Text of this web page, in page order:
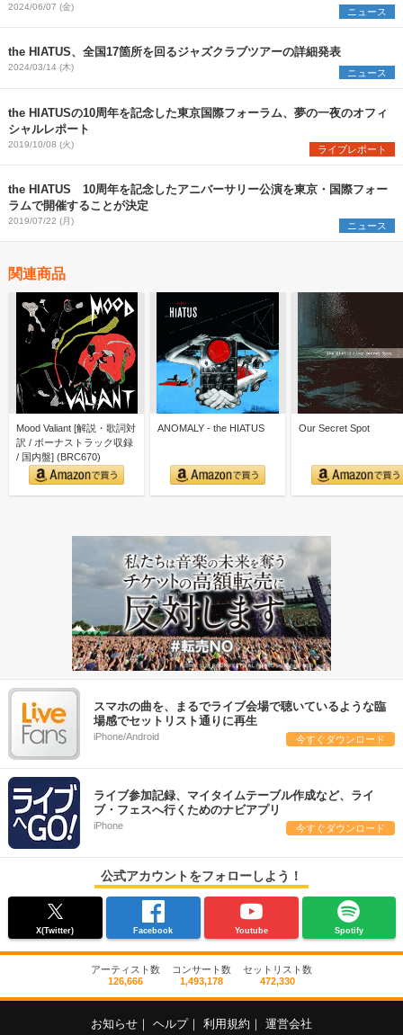
2024/06/07 (金) ニュース
the HIATUS、全国17箇所を回るジャズクラブツアーの詳細発表
2024/03/14 (木) ニュース
the HIATUSの10周年を記念した東京国際フォーラム、夢の一夜のオフィ
シャルレポート
2019/10/08 (火) ライブレポート
the HIATUS 10周年を記念したアニバーサリー公演を東京・国際フォー
ラムで開催することが決定
2019/07/22 (月) ニュース
関連商品
Mood Valiant [解説・歌詞対
訳 / ボーナストラック収録
/ 国内盤] (BRC670)
ANOMALY - the HIATUS Our Secret Spot
スマホの曲を、まるでライブ会場で聴いているような臨
場感でセットリスト通りに再生
iPhone/Android 今すぐダウンロード
ライブ参加記録、マイタイムテーブル作成など、ライ
ブ・フェスへ行くためのナビアプリ
iPhone 今すぐダウンロード
公式アカウントをフォローしよう！
X(Twitter) Facebook Youtube Spotify
アーティスト数
126,666
コンサート数
1,493,178
セットリスト数
472,330
お知らせ ヘルプ 利用規約 運営会社